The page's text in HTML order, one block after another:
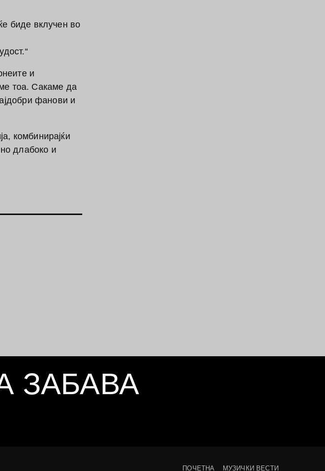
биде вклучен во
и
тоа. Сакаме да
фанови и
комбинирајќи
длабоко и
ЗАБАВА
ПОЧЕТНА МУЗИЧКИ ВЕСТИ